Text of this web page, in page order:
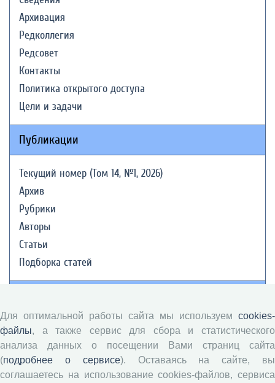
Архивация
Редколлегия
Редсовет
Контакты
Политика открытого доступа
Цели и задачи
Публикации
Текущий номер (Том 14, №1, 2026)
Архив
Рубрики
Авторы
Статьи
Подборка статей
Правила для авторов
Типовой лицензионный договор
Публикационная этика
Для оптимальной работы сайта мы используем cookies-
файлы, а также сервис для сбора и статистического
анализа данных о посещении Вами страниц сайта
(подробнее о сервисе). Оставаясь на сайте, вы
соглашаетесь на использование cookies-файлов, сервиса